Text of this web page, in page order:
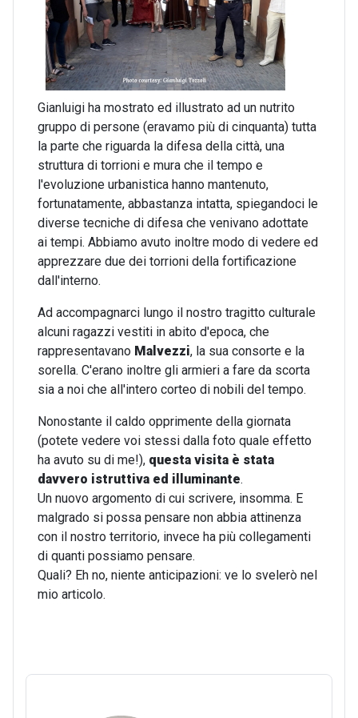
Gianluigi ha mostrato ed illustrato ad un nutrito
gruppo di persone (eravamo più di cinquanta) tutta
la parte che riguarda la difesa della città, una
struttura di torrioni e mura che il tempo e
l'evoluzione urbanistica hanno mantenuto,
fortunatamente, abbastanza intatta, spiegandoci le
diverse tecniche di difesa che venivano adottate
ai tempi. Abbiamo avuto inoltre modo di vedere ed
apprezzare due dei torrioni della fortificazione
dall'interno.
Ad accompagnarci lungo il nostro tragitto culturale
alcuni ragazzi vestiti in abito d'epoca, che
rappresentavano Malvezzi, la sua consorte e la
sorella. C'erano inoltre gli armieri a fare da scorta
sia a noi che all'intero corteo di nobili del tempo.
Nonostante il caldo opprimente della giornata
(potete vedere voi stessi dalla foto quale effetto
ha avuto su di me!), questa visita è stata
davvero istruttiva ed illuminante.
Un nuovo argomento di cui scrivere, insomma. E
malgrado si possa pensare non abbia attinenza
con il nostro territorio, invece ha più collegamenti
di quanti possiamo pensare.
Quali? Eh no, niente anticipazioni: ve lo svelerò nel
mio articolo.